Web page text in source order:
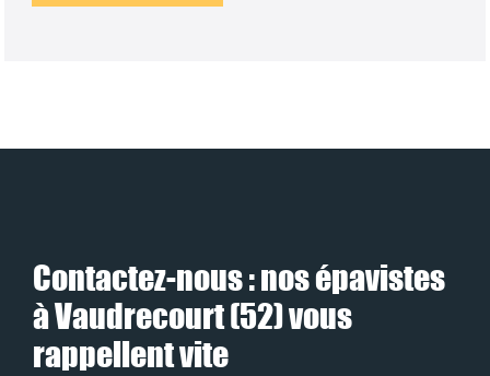
Contactez-nous : nos épavistes
à Vaudrecourt (52) vous
rappellent vite